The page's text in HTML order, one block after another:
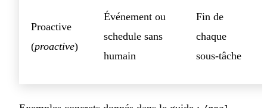
Proactive
(proactive)
Événement ou
schedule sans
humain
Fin de
chaque
sous-tâche